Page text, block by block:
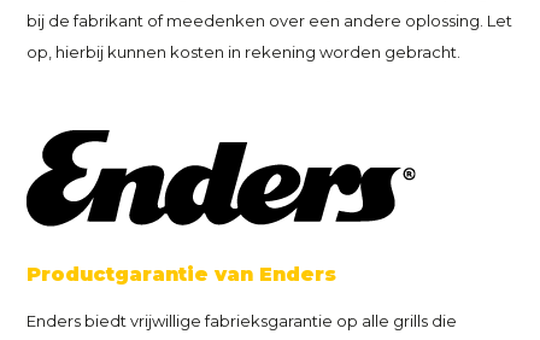
bij de fabrikant of meedenken over een andere oplossing. Let
op, hierbij kunnen kosten in rekening worden gebracht.
Productgarantie van Enders
Enders biedt vrijwillige fabrieksgarantie op alle grills die